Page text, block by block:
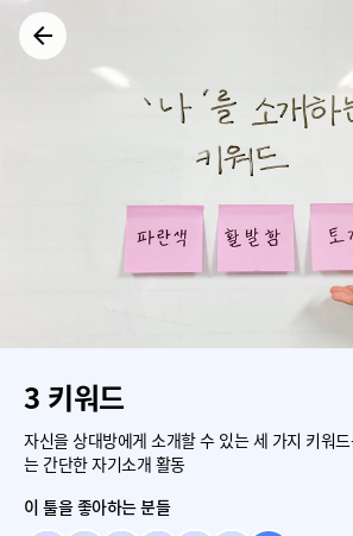
3 키워드
자신을 상대방에게 소개할 수 있는 세 가지 키워
는 간단한 자기소개 활동
이 툴을 좋아하는 분들